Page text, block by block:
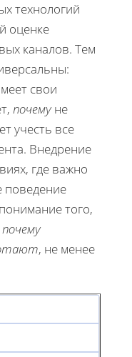
технологий
оценке
каналов. Тем
свои
почемуне
учесть все
Внедрение
где важно
поведение
того,
почему
, не менее